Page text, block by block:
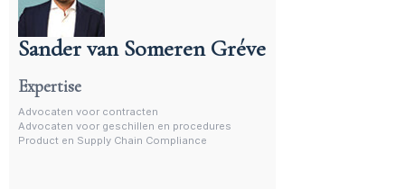
Sander van Someren Gréve
Advocaat geschillen en procedures
Expertise
Advocaten voor contracten
Advocaten voor geschillen en procedures
Product en Supply Chain Compliance